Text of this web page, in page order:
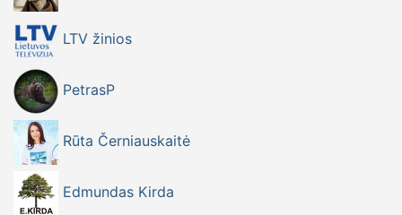
LTV žinios
PetrasP
Rūta Černiauskaitė
Edmundas Kirda